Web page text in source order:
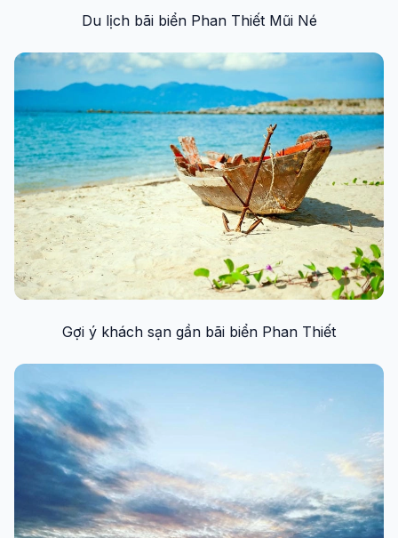
Du lịch bãi biển Phan Thiết Mũi Né
Gợi ý khách sạn gần bãi biển Phan Thiết